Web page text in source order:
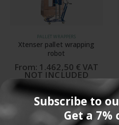
Subscribe to
Get a 7%
PALLET WRAPPERS
Xtenser pallet wrapping
robot
From: 1.462,50 € VAT
NOT INCLUDED
This product has multiple variants. The options can be chosen on the product page.